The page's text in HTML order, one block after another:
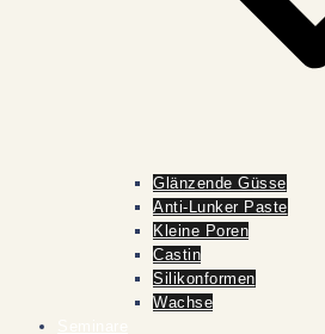
Glänzende Güsse
Anti-Lunker Paste
Kleine Poren
Castin
Silikonformen
Wachse